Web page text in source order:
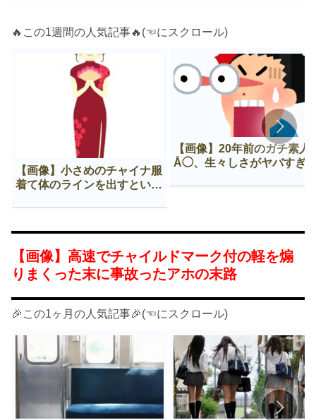
🔥この1週間の人気記事🔥(☜にスクロール)
【画像】小さめのチャイナ服
着て体のラインを出すという
【画像】20年前のガチ素人
Å◯、生々しさがヤバすぎ
【画像】高速でチャイルドマーク付の軽を煽
りまくった末に事故ったアホの末路
🎉この1ヶ月の人気記事🎉(☜にスクロール)